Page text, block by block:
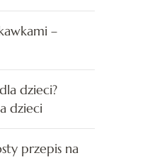
–
dzieci?
dzieci
przepis na